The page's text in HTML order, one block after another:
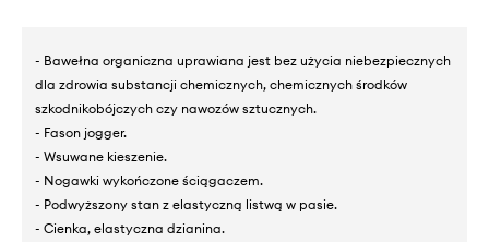
- Bawełna organiczna uprawiana jest bez użycia niebezpiecznych
dla zdrowia substancji chemicznych, chemicznych środków
szkodnikobójczych czy nawozów sztucznych.
- Fason jogger.
- Wsuwane kieszenie.
- Nogawki wykończone ściągaczem.
- Podwyższony stan z elastyczną listwą w pasie.
- Cienka, elastyczna dzianina.